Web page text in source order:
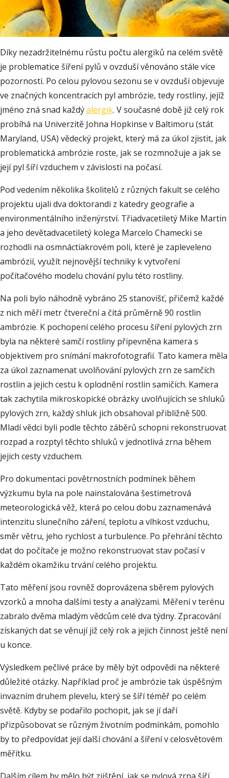
Díky nezadržitelnému růstu počtu alergiků na celém světě
je problematice šíření pylů v ovzduší věnováno stále více
pozornosti. Po celou pylovou sezonu se v ovzduší objevuje
ve značných koncentracích pyl ambrózie, tedy rostliny, jejíž
jméno zná snad každýalergik. V současné době již celý rok
probíhá na Univerzitě Johna Hopkinse v Baltimoru (stát
Maryland, USA) vědecký projekt, který má za úkol zjistit, jak
problematická ambrózie roste, jak se rozmnožuje a jak se
její pyl šíří vzduchem v závislosti na počasí.
Pod vedením několika školitelů z různých fakult se celého
projektu ujali dva doktorandi z katedry geografie a
environmentálního inženýrství. Třiadvacetiletý Mike Martin
a jeho devětadvacetiletý kolega Marcelo Chamecki se
rozhodli na osmnáctiakrovém poli, které je zapleveleno
ambrózií, využít nejnovější techniky k vytvoření
počítačového modelu chování pylu této rostliny.
Na poli bylo náhodně vybráno 25 stanovišť, přičemž každé
z nich měří metr čtvereční a čítá průměrně 90 rostlin
ambrózie. K pochopení celého procesu šíření pylových zrn
byla na některé samčí rostliny připevněna kamera s
objektivem pro snímání makrofotografií. Tato kamera měla
za úkol zaznamenat uvolňování pylových zrn ze samčích
rostlin a jejich cestu k oplodnění rostlin samičích. Kamera
tak zachytila mikroskopické obrázky uvolňujících se shluků
pylových zrn, každý shluk jich obsahoval přibližně 500.
Mladí vědci byli podle těchto záběrů schopni rekonstruovat
rozpad a rozptyl těchto shluků v jednotlivá zrna během
jejich cesty vzduchem.
Pro dokumentaci povětrnostních podmínek během
výzkumu byla na pole nainstalována šestimetrová
meteorologická věž, která po celou dobu zaznamenává
intenzitu slunečního záření, teplotu a vlhkost vzduchu,
směr větru, jeho rychlost a turbulence. Po přehrání těchto
dat do počítače je možno rekonstruovat stav počasí v
každém okamžiku trvání celého projektu.
Tato měření jsou rovněž doprovázena sběrem pylových
vzorků a mnoha dalšími testy a analýzami. Měření v terénu
zabralo dvěma mladým vědcům celé dva týdny. Zpracování
získaných dat se věnují již celý rok a jejich činnost ještě není
u konce.
Výsledkem pečlivé práce by měly být odpovědi na některé
důležité otázky. Například proč je ambrózie tak úspěšným
invazním druhem plevelu, který se šíří téměř po celém
světě. Kdyby se podařilo pochopit, jak se jí daří
přizpůsobovat se různým životním podmínkám, pomohlo
by to předpovídat její další chování a šíření v celosvětovém
měřítku.